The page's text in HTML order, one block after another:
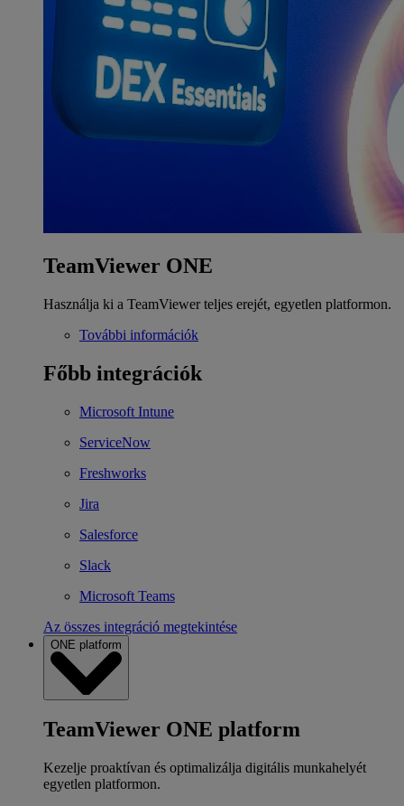
TeamViewer ONE
Használja ki a TeamViewer teljes erejét, egyetlen platformon.
További információk
Főbb integrációk
Microsoft Intune
ServiceNow
Freshworks
Jira
Salesforce
Slack
Microsoft Teams
Az összes integráció megtekintése
ONE platform
TeamViewer ONE platform
Kezelje proaktívan és optimalizálja digitális munkahelyét
egyetlen platformon.